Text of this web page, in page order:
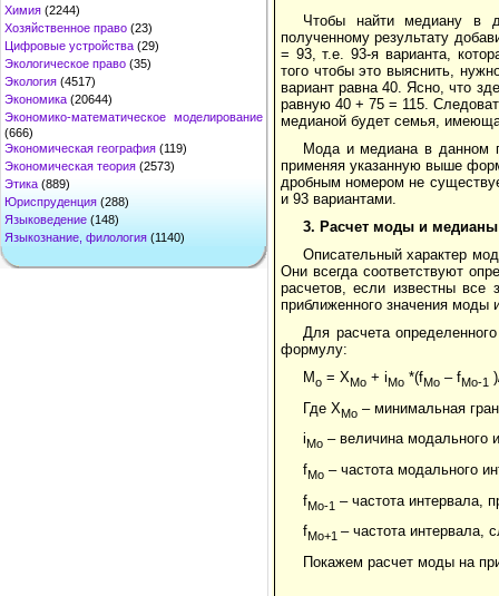
Химия (2244)
Хозяйственное право (23)
Цифровые устройства (29)
Экологическое право (35)
Экология (4517)
Экономика (20644)
Экономико-математическое моделирование
(666)
Экономическая география (119)
Экономическая теория (2573)
Этика (889)
Юриспруденция (288)
Языковедение (148)
Языкознание, филология (1140)
Чтобы найти медиану в
полученному результату
= 93, т.е. 93-я варианта,
того чтобы это выяснить,
вариант равна 40. Ясно, что
равную 40 + 75 = 115.
медианой будет семья,
Мода и медиана в данном
применяя указанную выше
дробным номером не
и 93 вариантами.
3. Расчет моды и
Описательный характер
Они всегда соответствуют
расчетов, если известны все
приближенного значения моды
Для расчета
формулу:
Мо = ХМо + iМо *(fМо – fМо-1
Где ХМо – минимальная
iМо – величина модального
fМо – частота модального
fМо-1 – частота интервала,
fМо+1 – частота интервала,
Покажем расчет моды на